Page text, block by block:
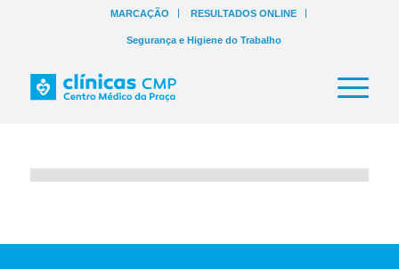
MARCAÇÃO RESULTADOS ONLINE
Segurança e Higiene do Trabalho